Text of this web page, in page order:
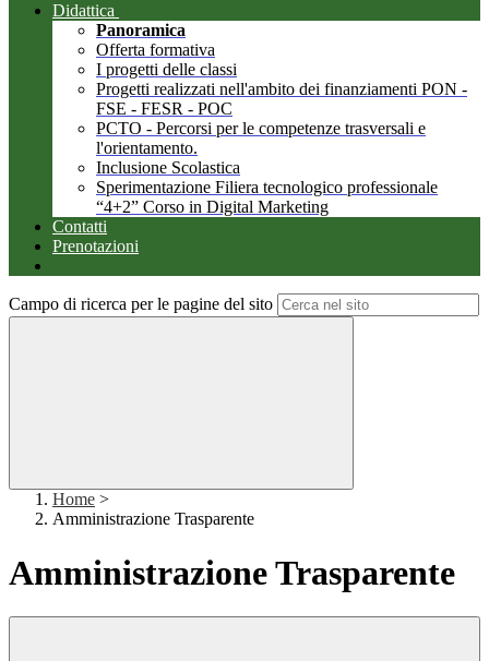
Didattica
Panoramica
Offerta formativa
I progetti delle classi
Progetti realizzati nell'ambito dei finanziamenti PON -
FSE - FESR - POC
PCTO - Percorsi per le competenze trasversali e
l'orientamento.
Inclusione Scolastica
Sperimentazione Filiera tecnologico professionale
“4+2” Corso in Digital Marketing
Contatti
Prenotazioni
Campo di ricerca per le pagine del sito
Home >
Amministrazione Trasparente
Amministrazione Trasparente